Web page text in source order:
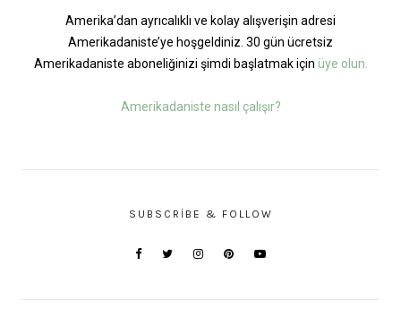
Amerika’dan ayrıcalıklı ve kolay alışverişin adresi
Amerikadaniste’ye hoşgeldiniz. 30 gün ücretsiz
Amerikadaniste aboneliğinizi şimdi başlatmak için üye olun.
Amerikadaniste nasıl çalışır?
SUBSCRIBE & FOLLOW